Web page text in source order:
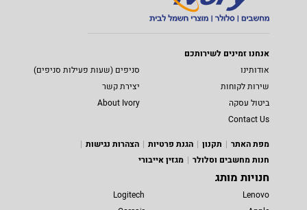
אנחנו זמינים לשירותכם
אודותינו
סניפים (שעות פעילות סניפים)
שירות לקוחות
יצירת קשר
ביטול עסקה
About Ivory
Contact Us
מפת האתר
תקנון הגנת פרטיות
הצהרות נגישות
חנות מחשבים וסלולר
מגזין אייבורי
חנויות מותג
Lenovo
Logitech